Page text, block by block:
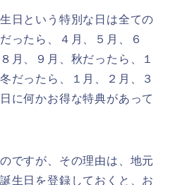
日という特別な日は全ての
ったら、４月、５月、６
月、９月、秋だったら、１
だったら、１月、２月、３
に何かお得な特典があって
ですが、その理由は、地元
生日を登録しておくと、お